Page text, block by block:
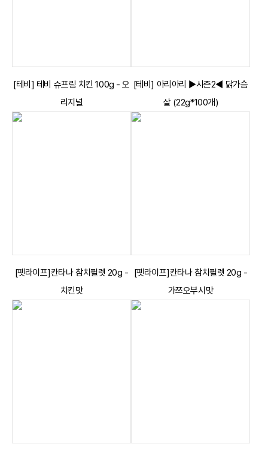
[테비] 테비 슈프림 치킨 100g - 오
리지널
[테비] 아리아리 ▶시즌2◀ 닭가슴
살 (22g*100개)
[펫라이프]칸타나 참치필렛 20g -
치킨맛
[펫라이프]칸타나 참치필렛 20g -
가쯔오부시맛